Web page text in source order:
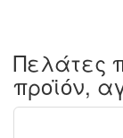
Πελάτες
προϊόν,